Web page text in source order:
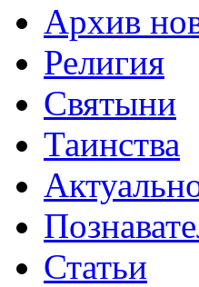
Архив
Религия
Святыни
Таинства
Статьи